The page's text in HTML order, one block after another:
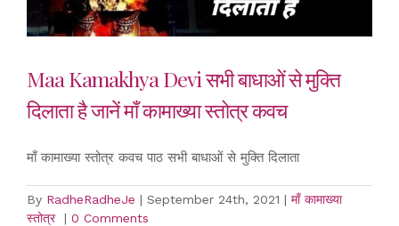
Maa Kamakhya Devi सभी बाधाओं से मुक्ति
दिलाता है जानें माँ कामाख्या स्तोत्र कवच
माँ कामाख्या स्तोत्र कवच पाठ सभी बाधाओं से मुक्ति दिलाता
By RadheRadheJe | September 24th, 2021 | माँ कामाख्या
स्तोत्र | 0 Comments